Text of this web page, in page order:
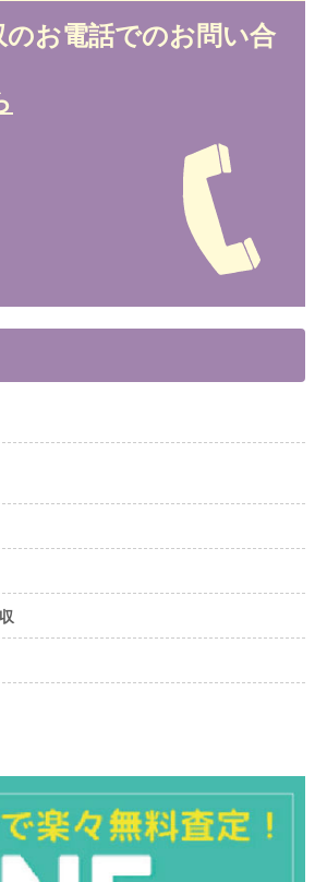
のお電話でのお問い合